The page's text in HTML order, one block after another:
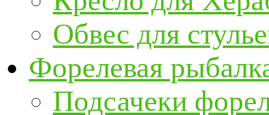
Обвес для
Форелевая
Подсачеки